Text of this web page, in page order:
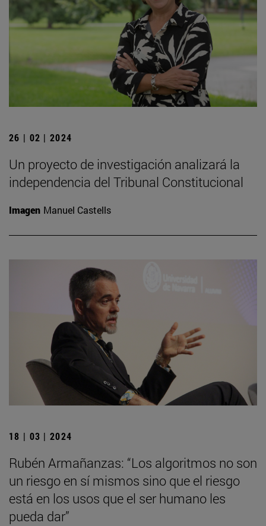
26 | 02 | 2024
Un proyecto de investigación analizará la
independencia del Tribunal Constitucional
Imagen Manuel Castells
18 | 03 | 2024
Rubén Armañanzas: “Los algoritmos no son
un riesgo en sí mismos sino que el riesgo
está en los usos que el ser humano les
pueda dar”